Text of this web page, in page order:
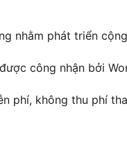
nhằm phát triển
công nhận bởi
phí, không thu phí